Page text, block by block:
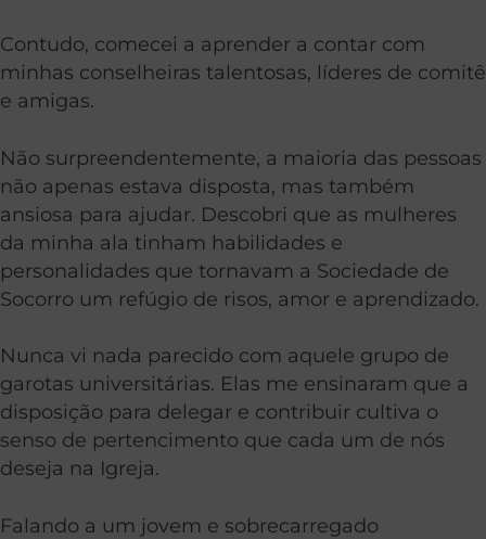
Contudo, comecei a aprender a contar com
minhas conselheiras talentosas, líderes de comitê
e amigas.
Não surpreendentemente, a maioria das pessoas
não apenas estava disposta, mas também
ansiosa para ajudar. Descobri que as mulheres
da minha ala tinham habilidades e
personalidades que tornavam a Sociedade de
Socorro um refúgio de risos, amor e aprendizado.
Nunca vi nada parecido com aquele grupo de
garotas universitárias. Elas me ensinaram que a
disposição para delegar e contribuir cultiva o
senso de pertencimento que cada um de nós
deseja na Igreja.
Falando a um jovem e sobrecarregado